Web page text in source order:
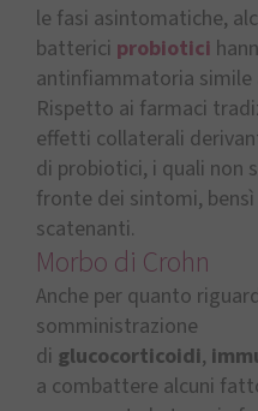
le fasi asintomatiche,
batterici probiotici
antinfiammatoria simile
Rispetto ai farmaci
effetti collaterali
di probiotici, i quali non
fronte dei sintomi,
scatenanti.
Morbo di Crohn
Anche per quanto
somministrazione
di glucocorticoidi,
a combattere alcuni